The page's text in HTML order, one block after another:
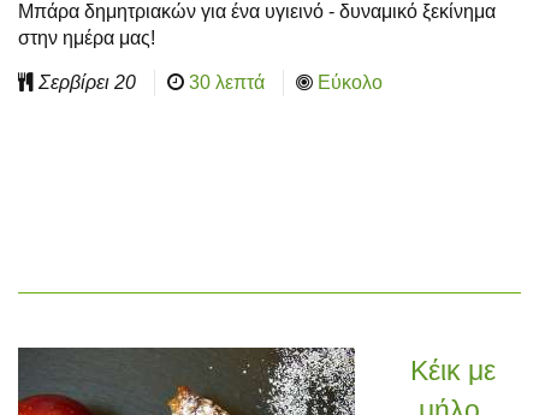
Μπάρα δημητριακών για ένα υγιεινό - δυναμικό ξεκίνημα
στην ημέρα μας!
Σερβίρει 20 30 λεπτά Εύκολο
Κέικ με